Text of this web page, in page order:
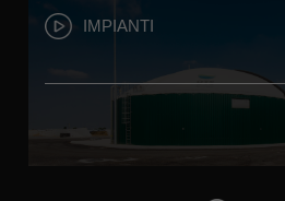
IMPIANTI